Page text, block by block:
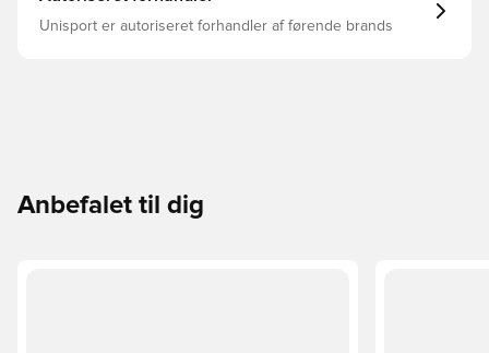
Unisport er autoriseret forhandler af førende brands
Anbefalet til dig